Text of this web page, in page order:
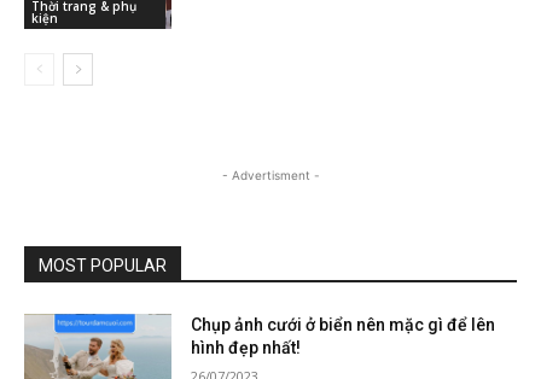
Thời trang & phụ
kiện
- Advertisment -
MOST POPULAR
Chụp ảnh cưới ở biển nên mặc gì để lên
hình đẹp nhất!